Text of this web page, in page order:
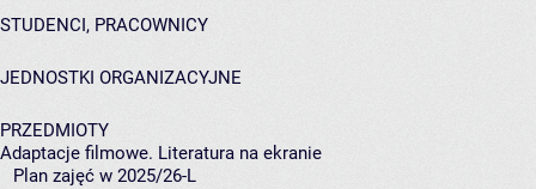
STUDENCI, PRACOWNICY
JEDNOSTKI ORGANIZACYJNE
PRZEDMIOTY
Adaptacje filmowe. Literatura na ekranie
Plan zajęć w 2025/26-L